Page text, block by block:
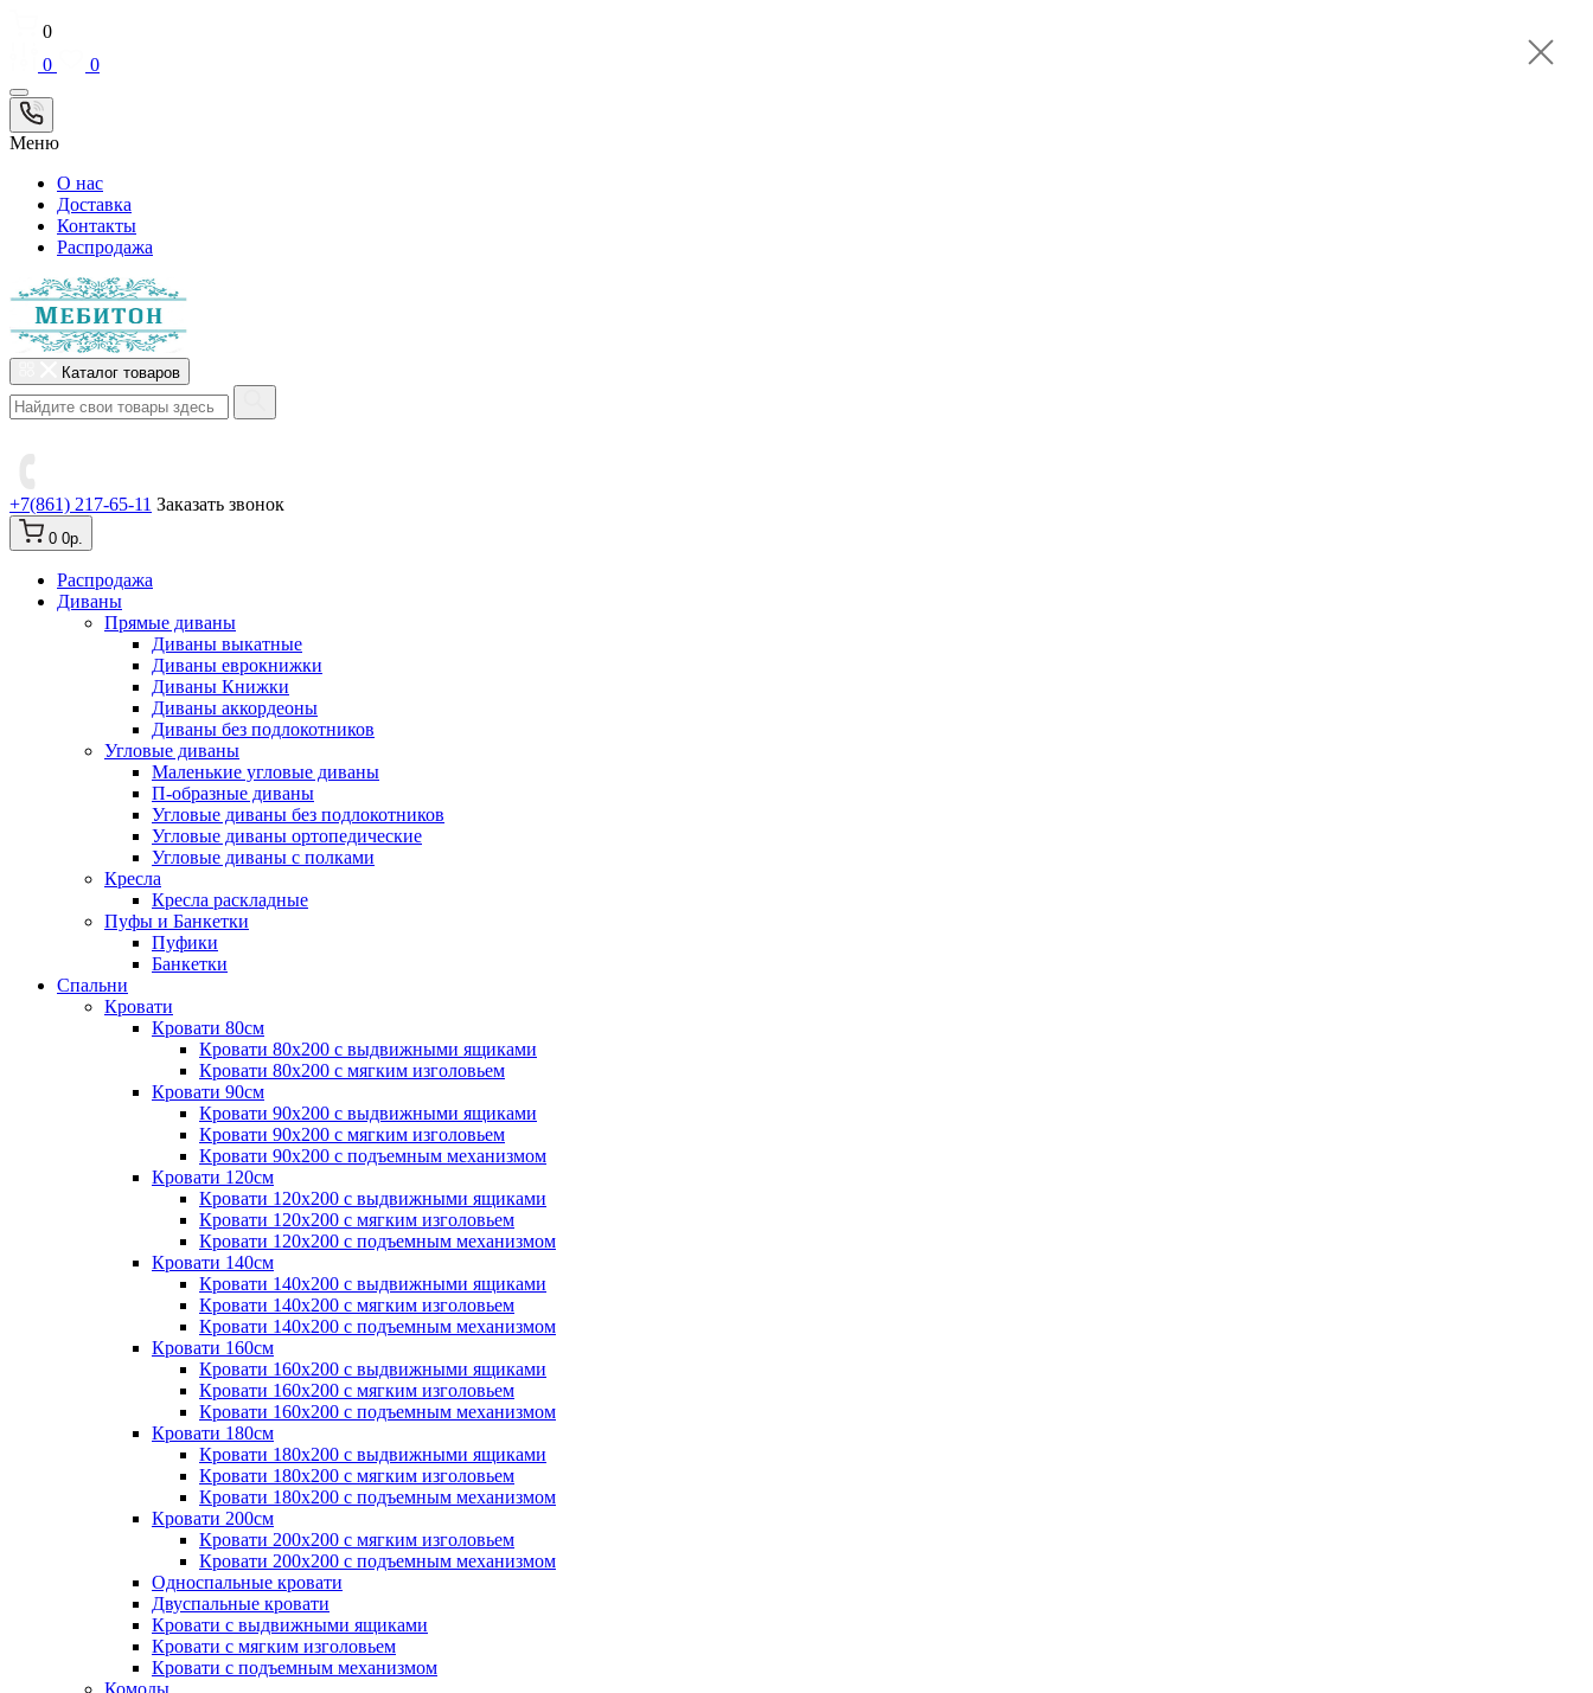
0
0
0
Меню
О нас
Доставка
Контакты
Распродажа
Каталог товаров
+7(861) 217-65-11 Заказать звонок
0 0р.
Распродажа
Диваны
Прямые диваны
Диваны выкатные
Диваны еврокнижки
Диваны Книжки
Диваны аккордеоны
Диваны без подлокотников
Угловые диваны
Маленькие угловые диваны
П-образные диваны
Угловые диваны без подлокотников
Угловые диваны ортопедические
Угловые диваны с полками
Кресла
Кресла раскладные
Пуфы и Банкетки
Пуфики
Банкетки
Спальни
Кровати
Кровати 80см
Кровати 80х200 с выдвижными ящиками
Кровати 80х200 с мягким изголовьем
Кровати 90см
Кровати 90х200 с выдвижными ящиками
Кровати 90х200 с мягким изголовьем
Кровати 90х200 с подъемным механизмом
Кровати 120см
Кровати 120х200 с выдвижными ящиками
Кровати 120х200 с мягким изголовьем
Кровати 120х200 с подъемным механизмом
Кровати 140см
Кровати 140х200 с выдвижными ящиками
Кровати 140х200 с мягким изголовьем
Кровати 140х200 с подъемным механизмом
Кровати 160см
Кровати 160х200 с выдвижными ящиками
Кровати 160х200 с мягким изголовьем
Кровати 160х200 с подъемным механизмом
Кровати 180см
Кровати 180х200 с выдвижными ящиками
Кровати 180х200 с мягким изголовьем
Кровати 180х200 с подъемным механизмом
Кровати 200см
Кровати 200х200 с мягким изголовьем
Кровати 200х200 с подъемным механизмом
Односпальные кровати
Двуспальные кровати
Кровати с выдвижными ящиками
Кровати с мягким изголовьем
Кровати с подъемным механизмом
Комоды